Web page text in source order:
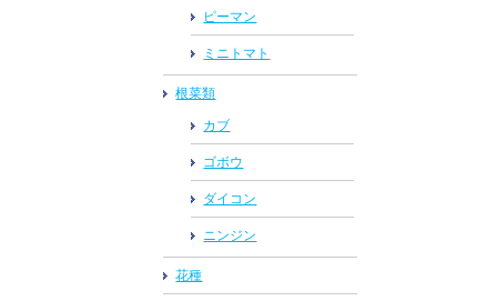
ピーマン
ミニトマト
根菜類
カブ
ゴボウ
ダイコン
ニンジン
花種